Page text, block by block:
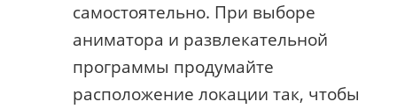
самостоятельно. При выборе
аниматора и развлекательной
программы продумайте
расположение локации так, чтобы